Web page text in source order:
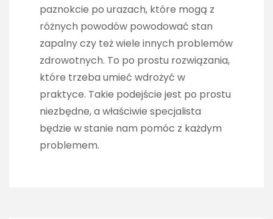
paznokcie po urazach, które mogą z
różnych powodów powodować stan
zapalny czy też wiele innych problemów
zdrowotnych. To po prostu rozwiązania,
które trzeba umieć wdrożyć w
praktyce. Takie podejście jest po prostu
niezbędne, a właściwie specjalista
będzie w stanie nam pomóc z każdym
problemem.